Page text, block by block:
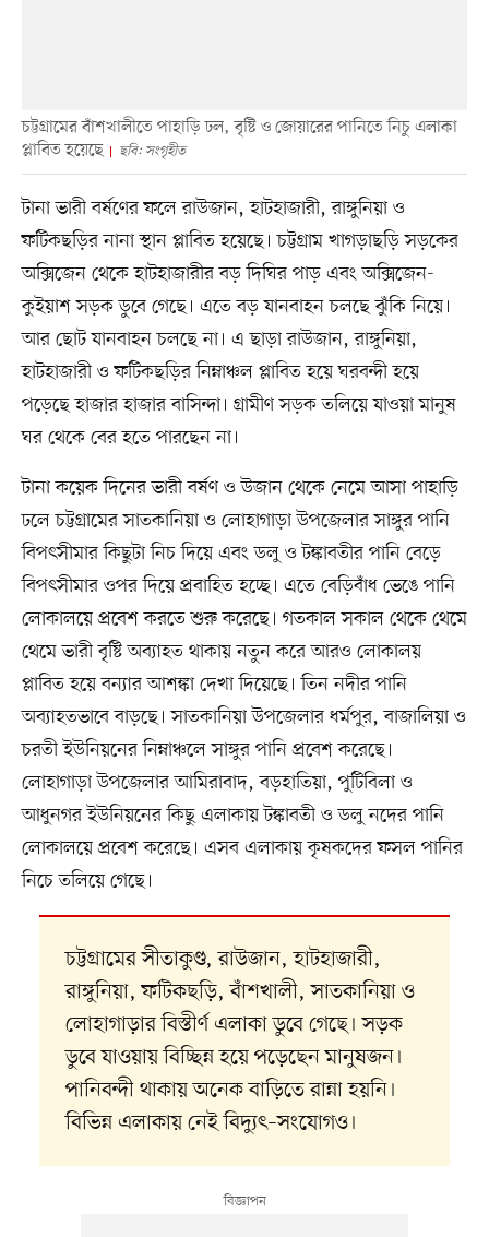
চট্টগ্রামের বাঁশখালীতে পাহাড়ি ঢল, বৃষ্টি ও জোয়ারের পানিতে নিচু এলাকা
প্লাবিত হয়েছে
ছবি: সংগৃহীত
টানা ভারী বর্ষণের ফলে রাউজান, হাটহাজারী, রাঙ্গুনিয়া ও
ফটিকছড়ির নানা স্থান প্লাবিত হয়েছে। চট্টগ্রাম খাগড়াছড়ি সড়কের
অক্সিজেন থেকে হাটহাজারীর বড় দিঘির পাড় এবং অক্সিজেন-
কুইয়াশ সড়ক ডুবে গেছে। এতে বড় যানবাহন চলছে ঝুঁকি নিয়ে।
আর ছোট যানবাহন চলছে না। এ ছাড়া রাউজান, রাঙ্গুনিয়া,
হাটহাজারী ও ফটিকছড়ির নিম্নাঞ্চল প্লাবিত হয়ে ঘরবন্দী হয়ে
পড়েছে হাজার হাজার বাসিন্দা। গ্রামীণ সড়ক তলিয়ে যাওয়া মানুষ
ঘর থেকে বের হতে পারছেন না।
টানা কয়েক দিনের ভারী বর্ষণ ও উজান থেকে নেমে আসা পাহাড়ি
ঢলে চট্টগ্রামের সাতকানিয়া ও লোহাগাড়া উপজেলার সাঙ্গুর পানি
বিপৎসীমার কিছুটা নিচ দিয়ে এবং ডলু ও টঙ্কাবতীর পানি বেড়ে
বিপৎসীমার ওপর দিয়ে প্রবাহিত হচ্ছে। এতে বেড়িবাঁধ ভেঙে পানি
লোকালয়ে প্রবেশ করতে শুরু করেছে। গতকাল সকাল থেকে থেমে
থেমে ভারী বৃষ্টি অব্যাহত থাকায় নতুন করে আরও লোকালয়
প্লাবিত হয়ে বন্যার আশঙ্কা দেখা দিয়েছে। তিন নদীর পানি
অব্যাহতভাবে বাড়ছে। সাতকানিয়া উপজেলার ধর্মপুর, বাজালিয়া ও
চরতী ইউনিয়নের নিম্নাঞ্চলে সাঙ্গুর পানি প্রবেশ করেছে।
লোহাগাড়া উপজেলার আমিরাবাদ, বড়হাতিয়া, পুটিবিলা ও
আধুনগর ইউনিয়নের কিছু এলাকায় টঙ্কাবতী ও ডলু নদের পানি
লোকালয়ে প্রবেশ করেছে। এসব এলাকায় কৃষকদের ফসল পানির
নিচে তলিয়ে গেছে।
চট্টগ্রামের সীতাকুণ্ড, রাউজান, হাটহাজারী,
রাঙ্গুনিয়া, ফটিকছড়ি, বাঁশখালী, সাতকানিয়া ও
লোহাগাড়ার বিস্তীর্ণ এলাকা ডুবে গেছে। সড়ক
ডুবে যাওয়ায় বিচ্ছিন্ন হয়ে পড়েছেন মানুষজন।
পানিবন্দী থাকায় অনেক বাড়িতে রান্না হয়নি।
বিভিন্ন এলাকায় নেই বিদ্যুৎ–সংযোগও।